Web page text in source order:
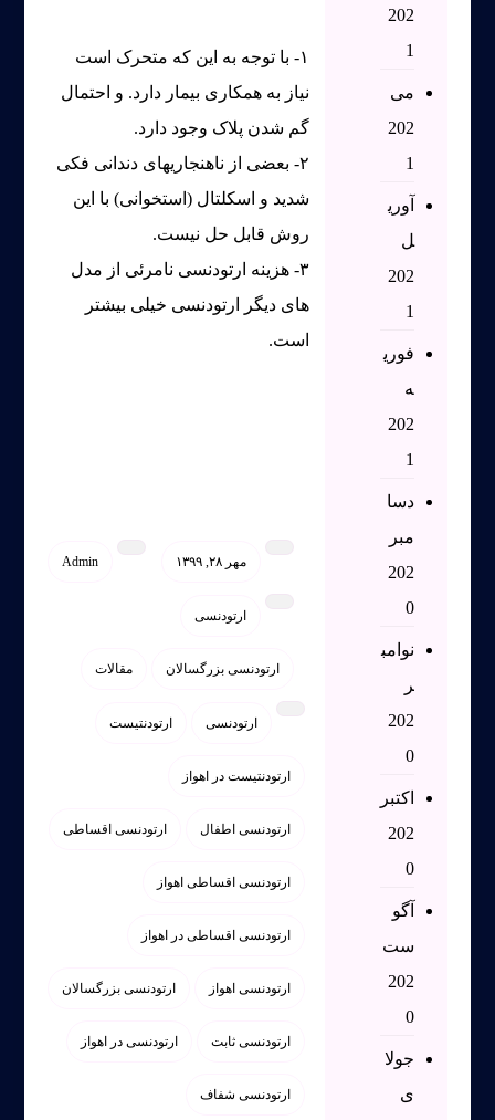
۱- با توجه به این که متحرک است
نیاز به همکاری بیمار دارد. و احتمال
گم شدن پلاک وجود دارد.
۲- بعضی از ناهنجاریهای دندانی فکی
شدید و اسکلتال (استخوانی) با این
روش قابل حل نیست.
۳- هزینه ارتودنسی نامرئی از مدل
های دیگر ارتودنسی خیلی بیشتر
است.
Admin مهر ۲۸, ۱۳۹۹
ارتودنسی
ارتودنسی بزرگسالان مقالات
ارتودنسی ارتودنتیست
ارتودنتیست در اهواز
ارتودنسی اطفال ارتودنسی اقساطی
ارتودنسی اقساطی اهواز
ارتودنسی اقساطی در اهواز
ارتودنسی اهواز ارتودنسی بزرگسالان
ارتودنسی ثابت ارتودنسی در اهواز
ارتودنسی شفاف
202
1
می
202
1
آوری
ل
202
1
فوری
ه
202
1
دسا
مبر
202
0
نوامب
ر
202
0
اکتبر
202
0
آگو
ست
202
0
جولا
ی